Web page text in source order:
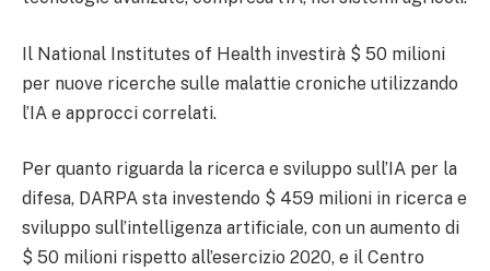
Il National Institutes of Health investirà $ 50 milioni
per nuove ricerche sulle malattie croniche utilizzando
l’IA e approcci correlati.
Per quanto riguarda la ricerca e sviluppo sull’IA per la
difesa, DARPA sta investendo $ 459 milioni in ricerca e
sviluppo sull’intelligenza artificiale, con un aumento di
$ 50 milioni rispetto all’esercizio 2020, e il Centro